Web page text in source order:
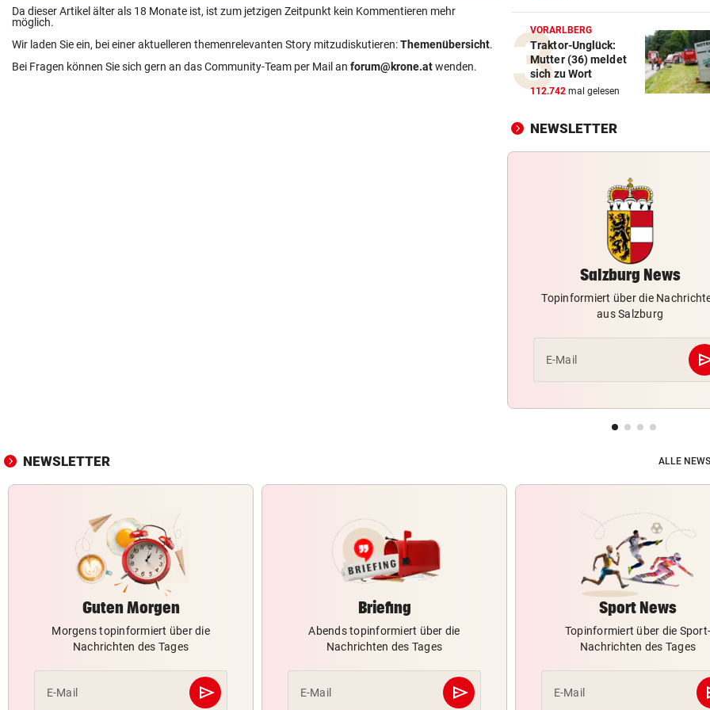
Da dieser Artikel älter als 18 Monate ist, ist zum jetzigen Zeitpunkt kein Kommentieren mehr
möglich.
Wir laden Sie ein, bei einer aktuelleren themenrelevanten Story mitzudiskutieren:Themenübersicht.
Bei Fragen können Sie sich gern an das Community-Team per Mail an forum@krone.atwenden.
Zwei Biker stürzten auf der
Hochkönig-Bundesstraße
DREIMAL SO VIELE KÜHE vor
Dürre bringt jetzt auch
AUF DER A10
Urlauber-Kolonne rollt:
Blockabfertigung
FEUER IN DEN BERGEN
Waldbrände im Lungau:
Heli und Motorsäge
VORARLBERG
Traktor-Unglück:
Mutter (36) meldet
sich zu Wort
112.742 mal gelesen
NEWSLETTER
Salzburg News
Topinformiert über die
aus Salzburg
E-Mail
NEWSLETTER ALLE
Guten Morgen
Morgens topinformiert über die
Nachrichten des Tages
E-Mail send
Abschicken
Briefing
Abends topinformiert über die
Nachrichten des Tages
E-Mail send
Abschicken
Sport News
Topinformiert über die Sport-
Nachrichten des Tages
E-Mail